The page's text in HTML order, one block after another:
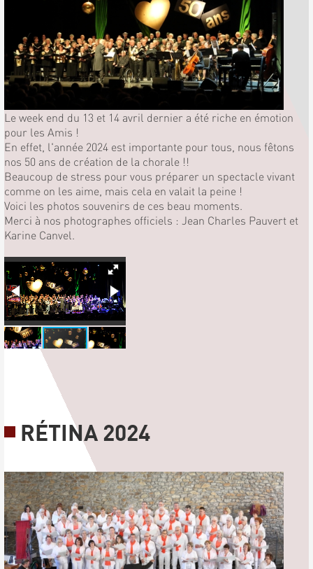
Le week end du 13 et 14 avril dernier a été riche en émotion
pour les Amis !
En effet, l'année 2024 est importante pour tous, nous fêtons
nos 50 ans de création de la chorale !!
Beaucoup de stress pour vous préparer un spectacle vivant
comme on les aime, mais cela en valait la peine !
Voici les photos souvenirs de ces beau moments.
Merci à nos photographes officiels : Jean Charles Pauvert et
Karine Canvel.
RÉTINA 2024